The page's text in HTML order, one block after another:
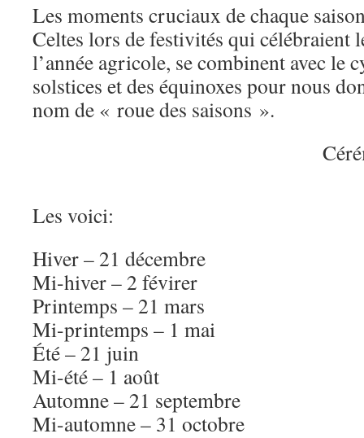
Les moments cruciaux de chaque
Celtes lors de festivités qui célébraient
l’année agricole, se combinent avec le
solstices et des équinoxes pour nous
nom de « roue des saisons ».
Les voici:
Hiver – 21 décembre
Mi-hiver – 2 févirer
Printemps – 21 mars
Mi-printemps – 1 mai
Été – 21 juin
Mi-été – 1 août
Automne – 21 septembre
Mi-automne – 31 octobre